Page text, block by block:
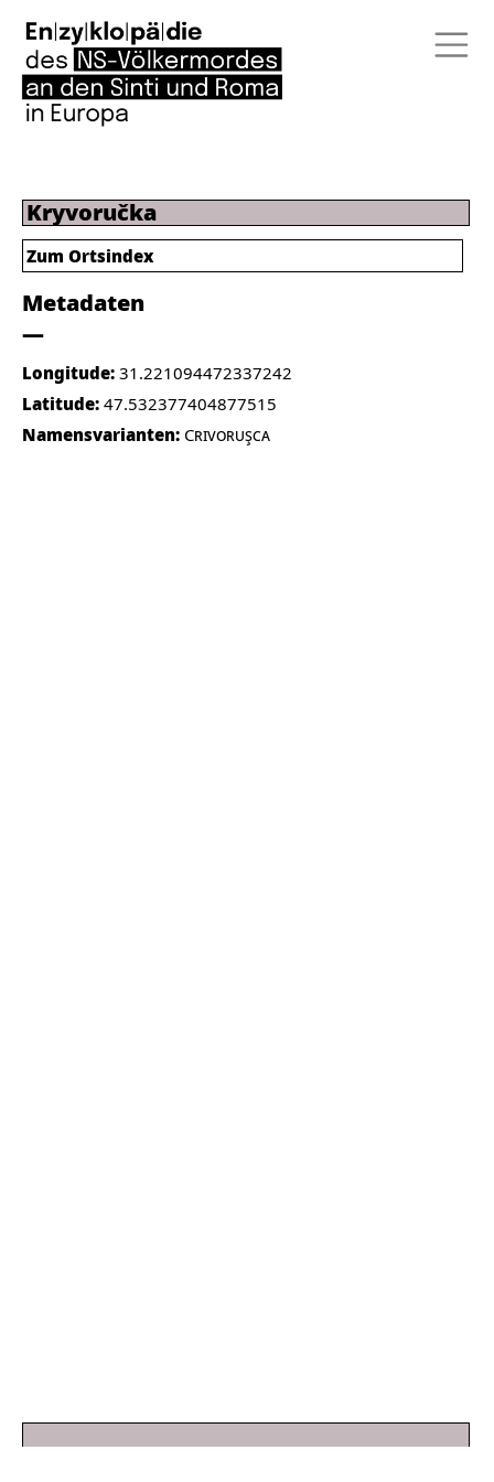
Kryvoručka
Metadaten
Longitude: 31.221094472337242
Latitude: 47.532377404877515
Namensvarianten: Crivoruşca
Zum Ortsindex